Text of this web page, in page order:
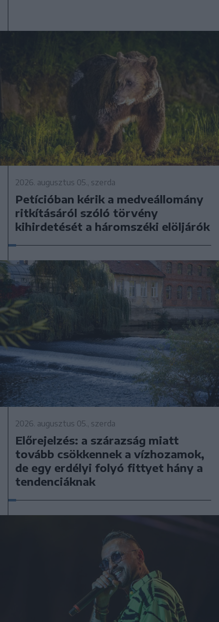
2026. augusztus 05., szerda
Petícióban kérik a medveállomány
ritkításáról szóló törvény
kihirdetését a háromszéki elöljárók
2026. augusztus 05., szerda
Előrejelzés: a szárazság miatt
tovább csökkennek a vízhozamok,
de egy erdélyi folyó fittyet hány a
tendenciáknak